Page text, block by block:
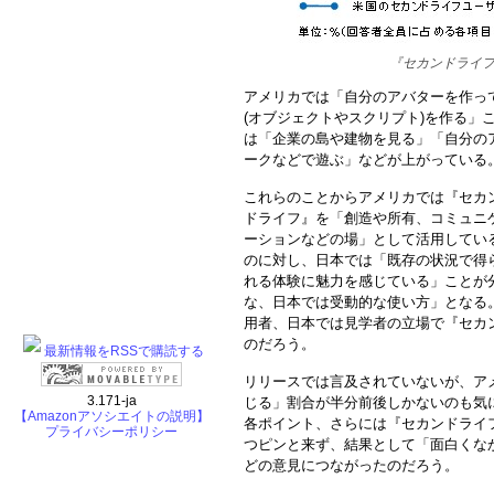
『セカンドライ
アメリカでは「自分のアバターを作
(オブジェクトやスクリプト)を作る」
は「企業の島や建物を見る」「自分
ークなどで遊ぶ」などが上がっている
これらのことからアメリカでは『セカ
ドライフ』を「創造や所有、コミュニ
ーションなどの場」として活用してい
のに対し、日本では「既存の状況で得
れる体験に魅力を感じている」こと
な、日本では受動的な使い方」とな
用者、日本では見学者の立場で『セ
のだろう。
リリースでは言及されていないが、
じる」割合が半分前後しかないのも
各ポイント、さらには『セカンドラ
つピンと来ず、結果として「面白く
どの意見につながったのだろう。
最新情報をRSSで購読する
3.171-ja
【Amazonアソシエイトの説明】
プライバシーポリシー